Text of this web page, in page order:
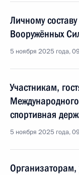
Личному
Вооружённых
5 ноября 2025 года,
Участникам,
спортивная
5 ноября 2025 года,
Организаторам,